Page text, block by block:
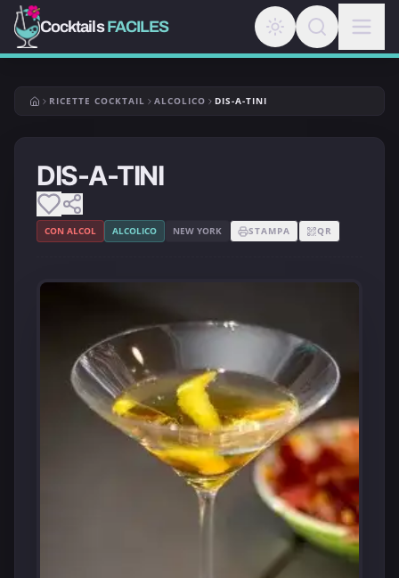
CocktailsFACILES
RICETTE COCKTAIL ALCOLICO DIS-A-TINI
DIS-A-TINI
CON ALCOL ALCOLICO NEW YORK STAMPA QR